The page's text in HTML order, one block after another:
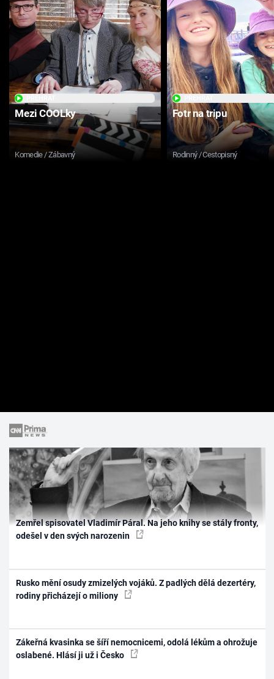
Mezi COOLky
Komedie / Zábavný
Fotr na tripu
Rodinný / Cestopisný
Zemřel spisovatel Vladimír Páral. Na jeho knihy se stály fronty,
odešel v den svých narozenin
Rusko mění osudy zmizelých vojáků. Z padlých dělá dezertéry,
rodiny přicházejí o miliony
Zákeřná kvasinka se šíří nemocnicemi, odolá lékům a ohrožuje
oslabené. Hlásí ji už i Česko